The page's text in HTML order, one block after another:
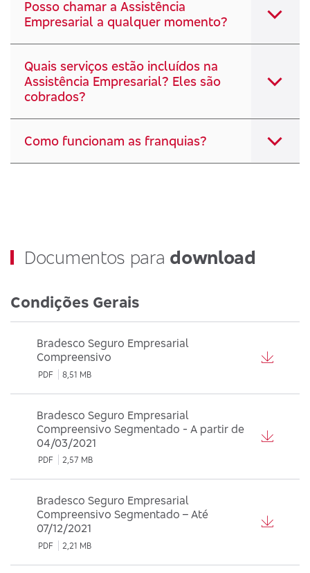
Posso chamar a Assistência
Empresarial a qualquer momento?
Quais serviços estão incluídos na
Assistência Empresarial? Eles são
cobrados?
Como funcionam as franquias?
Documentos para download
Condições Gerais
Bradesco Seguro Empresarial
Compreensivo
PDF 8,51 MB
Bradesco Seguro Empresarial
Compreensivo Segmentado - A partir de
04/03/2021
PDF 2,57 MB
Bradesco Seguro Empresarial
Compreensivo Segmentado – Até
07/12/2021
PDF 2,21 MB